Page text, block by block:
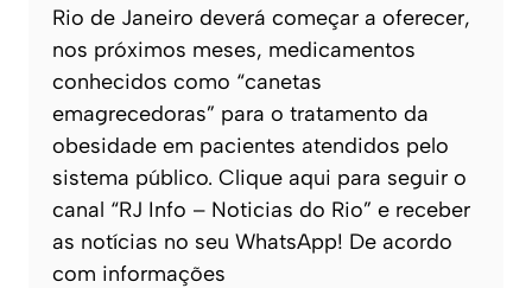
Rio de Janeiro deverá começar a oferecer,
nos próximos meses, medicamentos
conhecidos como “canetas
emagrecedoras” para o tratamento da
obesidade em pacientes atendidos pelo
sistema público. Clique aqui para seguir o
canal “RJ Info – Noticias do Rio” e receber
as notícias no seu WhatsApp! De acordo
com informações